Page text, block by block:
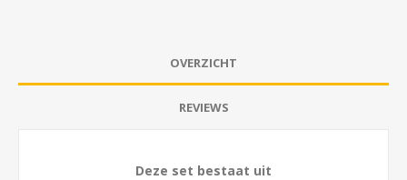
OVERZICHT
REVIEWS
Deze set bestaat uit